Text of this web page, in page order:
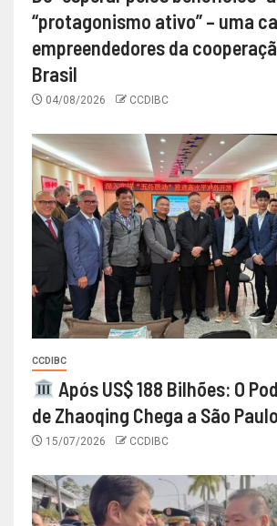
“protagonismo ativo” – uma
empreendedores da
Brasil
04/08/2026 CCDIBC
CCDIBC
Após US$ 188 Bilhões: O
de Zhaoqing Chega a São Paulo
15/07/2026 CCDIBC